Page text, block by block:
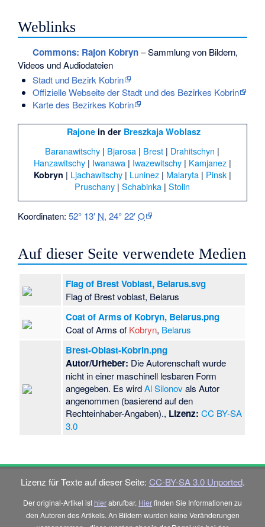
Weblinks
Commons: Rajon Kobryn– Sammlung von Bildern,
Videos und Audiodateien
Stadt und Bezirk Kobrin
Offizielle Webseite der Stadt und des Bezirkes Kobrin
Karte des Bezirkes Kobrin
Rajone in der Breszkaja Woblasz
Baranawitschy | Bjarosa | Brest | Drahitschyn |
Hanzawitschy| Iwanawa| Iwazewitschy| Kamjanez|
Kobryn | Ljachawitschy| Luninez| Malaryta| Pinsk|
Pruschany |Schabinka |Stolin
Koordinaten:52° 13′ N,24° 22′O
Auf dieser Seite verwendete Medien
Flag of Brest Voblast, Belarus.svg
Flag of Brest voblast, Belarus
Coat of Arms of Kobryn, Belarus.png
Coat of Arms of Kobryn, Belarus
Brest-Oblast-Kobrin.png
Autor/Urheber: Die Autorenschaft wurde
nicht in einer maschinell lesbaren Form
angegeben. Es wirdAl Silonovals Autor
angenommen (basierend auf den
Rechteinhaber-Angaben)., Lizenz: CC BY-SA
3.0
Lizenz für Texte auf dieser Seite: CC-BY-SA 3.0 Unported.
Der original-Artikel ist hierabrufbar. Hierfinden Sie Informationen zu
den Autoren des Artikels. An Bildern wurden keine Veränderungen